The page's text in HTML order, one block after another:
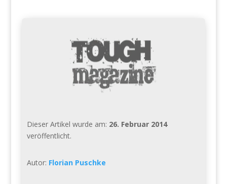
Dieser Artikel wurde am: 26. Februar 2014
veröffentlicht.
Autor: Florian Puschke